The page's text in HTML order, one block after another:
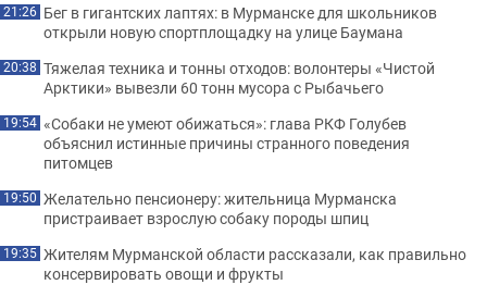
21:26 Бег в гигантских лаптях: в Мурманске для школьников
открыли новую спортплощадку на улице Баумана
20:38 Тяжелая техника и тонны отходов: волонтеры «Чистой
Арктики» вывезли 60 тонн мусора с Рыбачьего
19:54 «Собаки не умеют обижаться»: глава РКФ Голубев
объяснил истинные причины странного поведения
питомцев
19:50 Желательно пенсионеру: жительница Мурманска
пристраивает взрослую собаку породы шпиц
19:35 Жителям Мурманской области рассказали, как правильно
консервировать овощи и фрукты